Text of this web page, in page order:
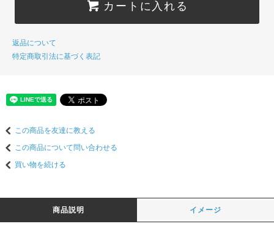
カートに入れる
返品について
特定商取引法に基づく表記
この商品を友達に教える
この商品について問い合わせる
買い物を続ける
商品説明 イメージ